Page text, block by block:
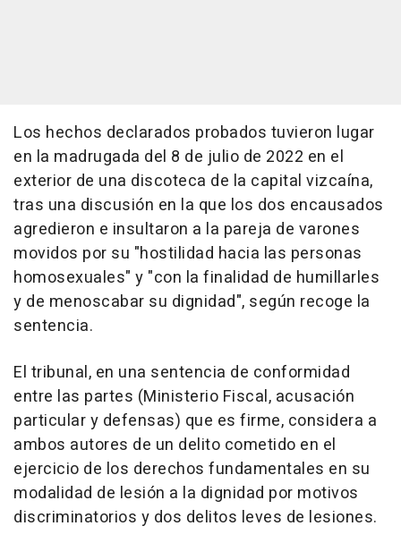
Los hechos declarados probados tuvieron lugar
en la madrugada del 8 de julio de 2022 en el
exterior de una discoteca de la capital vizcaína,
tras una discusión en la que los dos encausados
agredieron e insultaron a la pareja de varones
movidos por su "hostilidad hacia las personas
homosexuales" y "con la finalidad de humillarles
y de menoscabar su dignidad", según recoge la
sentencia.
El tribunal, en una sentencia de conformidad
entre las partes (Ministerio Fiscal, acusación
particular y defensas) que es firme, considera a
ambos autores de un delito cometido en el
ejercicio de los derechos fundamentales en su
modalidad de lesión a la dignidad por motivos
discriminatorios y dos delitos leves de lesiones.